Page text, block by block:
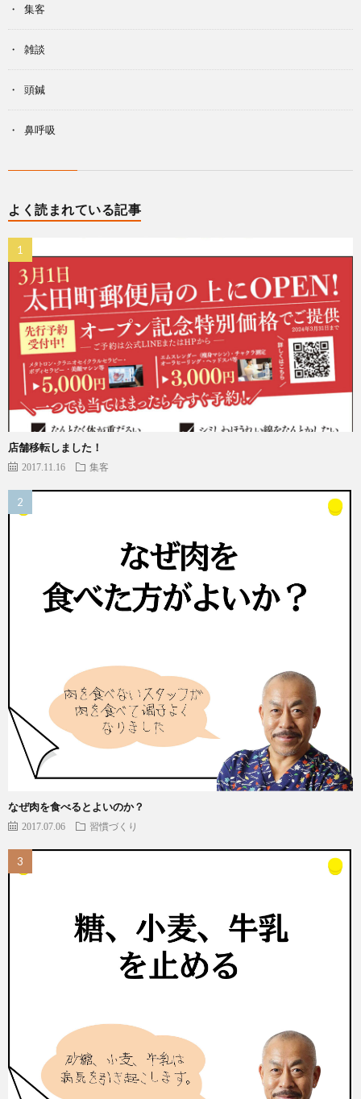
集客
雑談
頭鍼
鼻呼吸
よく読まれている記事
店舗移転しました！
2017.11.16 集客
なぜ肉を食べるとよいのか？
2017.07.06 習慣づくり